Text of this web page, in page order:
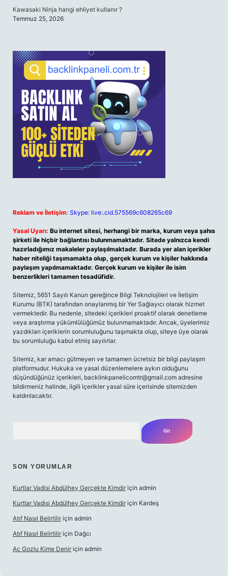
Kawasaki Ninja hangi ehliyet kullanır ?
Temmuz 25, 2026
Reklam ve İletişim: Skype: live:.cid.575569c608265c69
Yasal Uyarı: Bu internet sitesi, herhangi bir marka, kurum veya şahıs
şirketi ile hiçbir bağlantısı bulunmamaktadır. Sitede yalnızca kendi
hazırladığımız makaleler paylaşılmaktadır. Burada yer alan içerikler
haber niteliği taşımamakta olup, gerçek kurum ve kişiler hakkında
paylaşım yapılmamaktadır. Gerçek kurum ve kişiler ile isim
benzerlikleri tamamen tesadüfidir.
Sitemiz, 5651 Sayılı Kanun gereğince Bilgi Teknolojileri ve İletişim
Kurumu (BTK) tarafından onaylanmış bir Yer Sağlayıcı olarak hizmet
vermektedir. Bu nedenle, sitedeki içerikleri proaktif olarak denetleme
veya araştırma yükümlülüğümüz bulunmamaktadır. Ancak, üyelerimiz
yazdıkları içeriklerin sorumluluğunu taşımakta olup, siteye üye olarak
bu sorumluluğu kabul etmiş sayılırlar.
Sitemiz, kar amacı gütmeyen ve tamamen ücretsiz bir bilgi paylaşım
platformudur. Hukuka ve yasal düzenlemelere aykırı olduğunu
düşündüğünüz içerikleri, backlinkpanelicomtr@gmail.com adresine
bildirmeniz halinde, ilgili içerikler yasal süre içerisinde sitemizden
kaldırılacaktır.
SON YORUMLAR
Kurtlar Vadisi Abdülhey Gerçekte Kimdir için admin
Kurtlar Vadisi Abdülhey Gerçekte Kimdir için Kardeş
Atıf Nasıl Belirtilir için admin
Atıf Nasıl Belirtilir için Dağcı
Ac Gozlu Kime Denir için admin